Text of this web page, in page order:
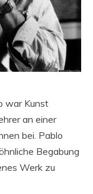
war Kunst
an einer
bei. Pablo
Begabung
Werk zu